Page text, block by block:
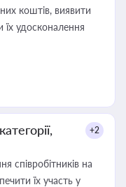
коштів, виявити
їх удосконалення
+2
співробітників на
їх участь у